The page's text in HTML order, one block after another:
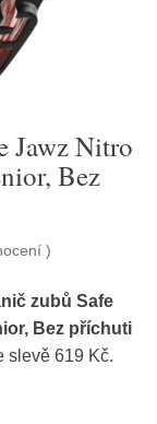
Jawz Nitro
Bez
)
zubů Safe
Bez příchuti
slevě 619 Kč.